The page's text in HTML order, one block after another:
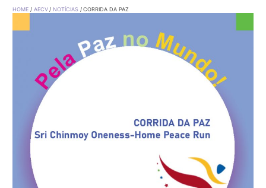
HOME AECV NOTÍCIAS CORRIDA DA PAZ